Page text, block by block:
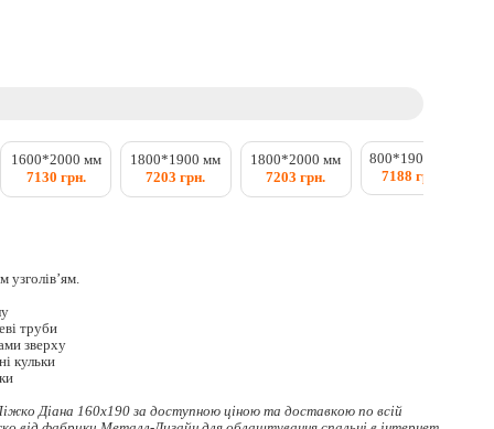
1600*2000 мм
7130 грн.
1800*1900 мм
7203 грн.
1800*2000 мм
7203 грн.
800*1900 мм
7188 грн.
узголів’ям.
труби
зверху
кульки
Діана 160x190 за доступною ціною та доставкою по всій